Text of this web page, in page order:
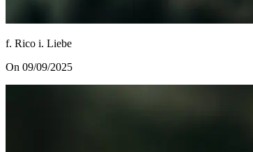
f. Rico i. Liebe
On 09/09/2025